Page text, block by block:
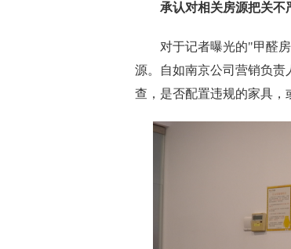
承认对相关房源把关不
对于记者曝光的"甲醛房"
源。自如南京公司营销负责
查，是否配置违规的家具，